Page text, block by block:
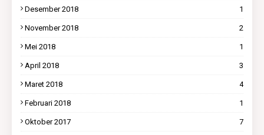
Desember 2018 1
November 2018 2
Mei 2018 1
April 2018 3
Maret 2018 4
Februari 2018 1
Oktober 2017 7